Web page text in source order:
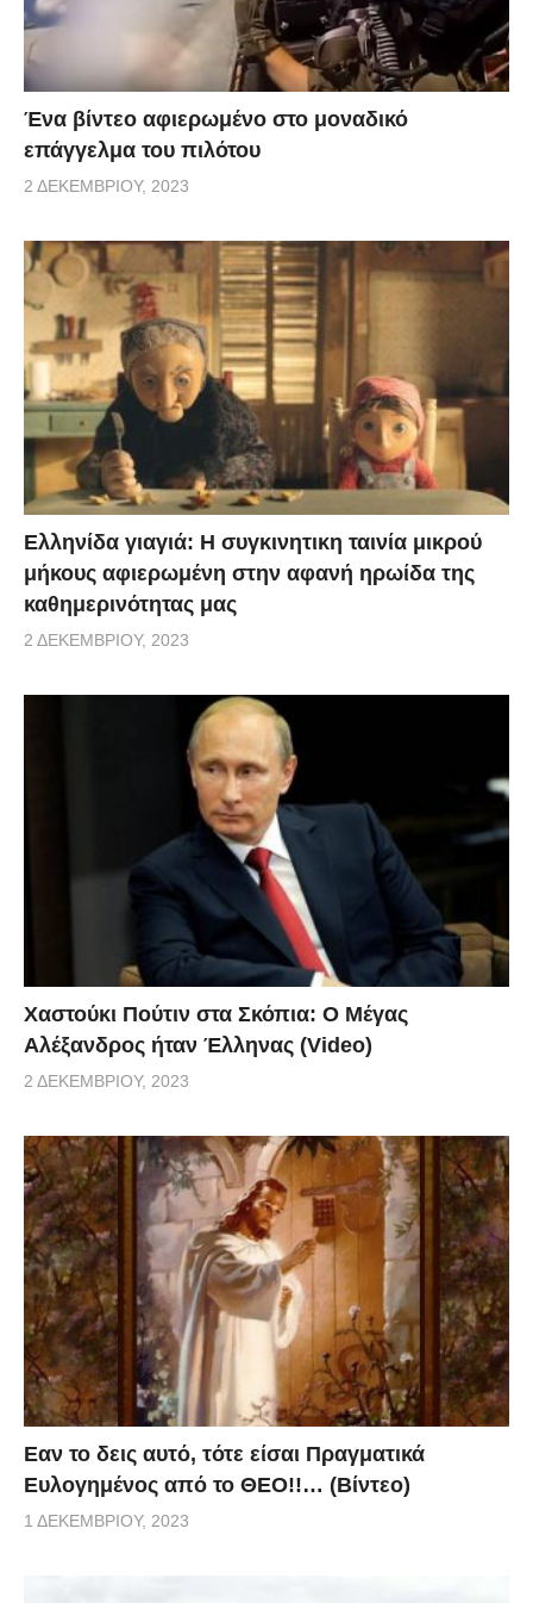
Ένα βίντεο αφιερωμένο στο μοναδικό
επάγγελμα του πιλότου
2 ΔΕΚΕΜΒΡΊΟΥ, 2023
Ελληνίδα γιαγιά: Η συγκινητικη ταινία μικρού
μήκους αφιερωμένη στην αφανή ηρωίδα της
καθημερινότητας μας
2 ΔΕΚΕΜΒΡΊΟΥ, 2023
Χαστούκι Πούτιν στα Σκόπια: Ο Μέγας
Αλέξανδρος ήταν Έλληνας (Video)
2 ΔΕΚΕΜΒΡΊΟΥ, 2023
Eαν το δεις αυτό, τότε είσαι Πραγματικά
Ευλογημένος από το ΘΕΟ!!… (Βίντεο)
1 ΔΕΚΕΜΒΡΊΟΥ, 2023